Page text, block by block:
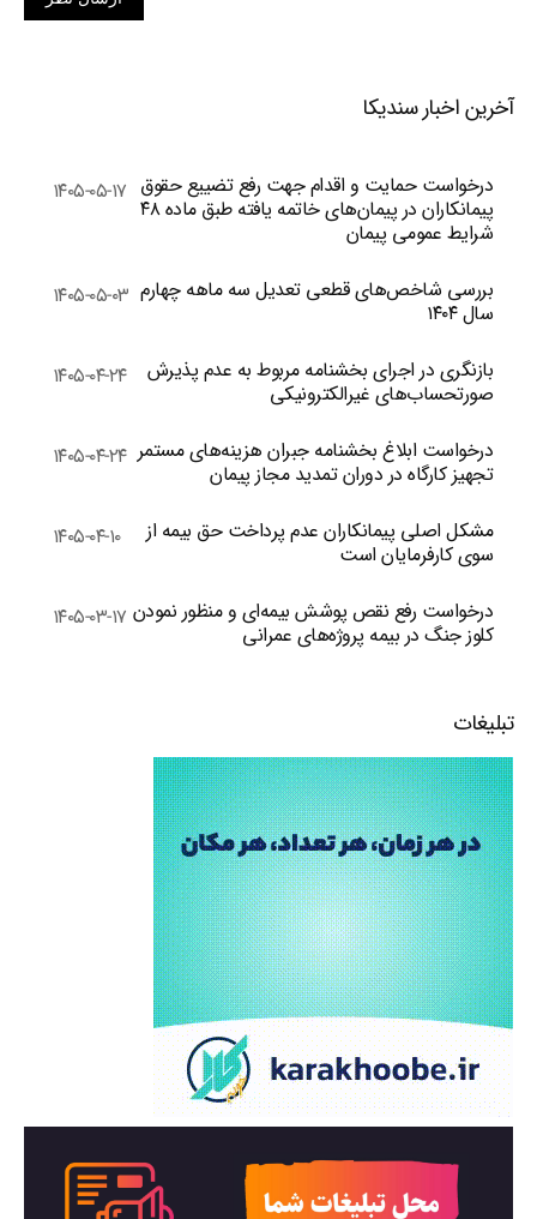
آخرین اخبار سندیکا
درخواست حمایت و اقدام جهت رفع تضییع حقوق
پیمانکاران در پیمان‌های خاتمه یافته طبق ماده ۴۸
شرایط عمومی پیمان
۱۴۰۵-۰۵-۱۷
بررسی شاخص‌های قطعی تعدیل سه ماهه چهارم
سال ۱۴۰۴
۱۴۰۵-۰۵-۰۳
بازنگری در اجرای بخشنامه مربوط به عدم پذیرش
صورتحساب‌های غیرالکترونیکی
۱۴۰۵-۰۴-۲۴
درخواست ابلاغ بخشنامه جبران هزینه‌های مستمر
تجهیز کارگاه در دوران تمدید مجاز پیمان
۱۴۰۵-۰۴-۲۴
مشکل اصلی پیمانکاران عدم پرداخت حق بیمه از
سوی کارفرمایان است
۱۴۰۵-۰۴-۱۰
درخواست رفع نقص پوشش بیمه‌ای و منظور نمودن
کلوز جنگ در بیمه پروژه‌های عمرانی
۱۴۰۵-۰۳-۱۷
تبلیغات